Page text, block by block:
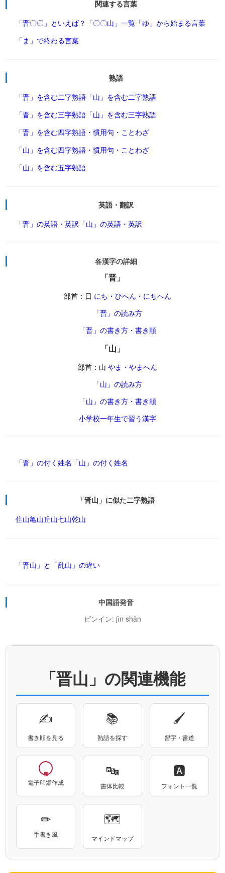
関連する言葉
「晋〇〇」といえば？ 「〇〇山」一覧 「ゆ」から始まる言葉
「ま」で終わる言葉
熟語
「晋」を含む二字熟語 「山」を含む二字熟語
「晋」を含む三字熟語 「山」を含む三字熟語
「晋」を含む四字熟語・慣用句・ことわざ
「山」を含む四字熟語・慣用句・ことわざ
「山」を含む五字熟語
英語・翻訳
「晋」の英語・英訳 「山」の英語・英訳
各漢字の詳細
「晋」
部首：日 にち・ひへん・にちへん
「晋」の読み方
「晋」の書き方・書き順
「山」
部首：山 やま・やまへん
「山」の読み方
「山」の書き方・書き順
小学校一年生で習う漢字
「晋」の付く姓名 「山」の付く姓名
「晋山」に似た二字熟語
住山亀山丘山七山乾山
「晋山」と「乱山」の違い
中国語発音
ピンイン: jìn shān
「晋山」の関連機能
✍
書き順を見る
📚
熟語を探す
🖌
習字・書道
電子印鑑作成
🔤
書体比較
🅰
フォント一覧
✏
手書き風
🗺
マインドマップ